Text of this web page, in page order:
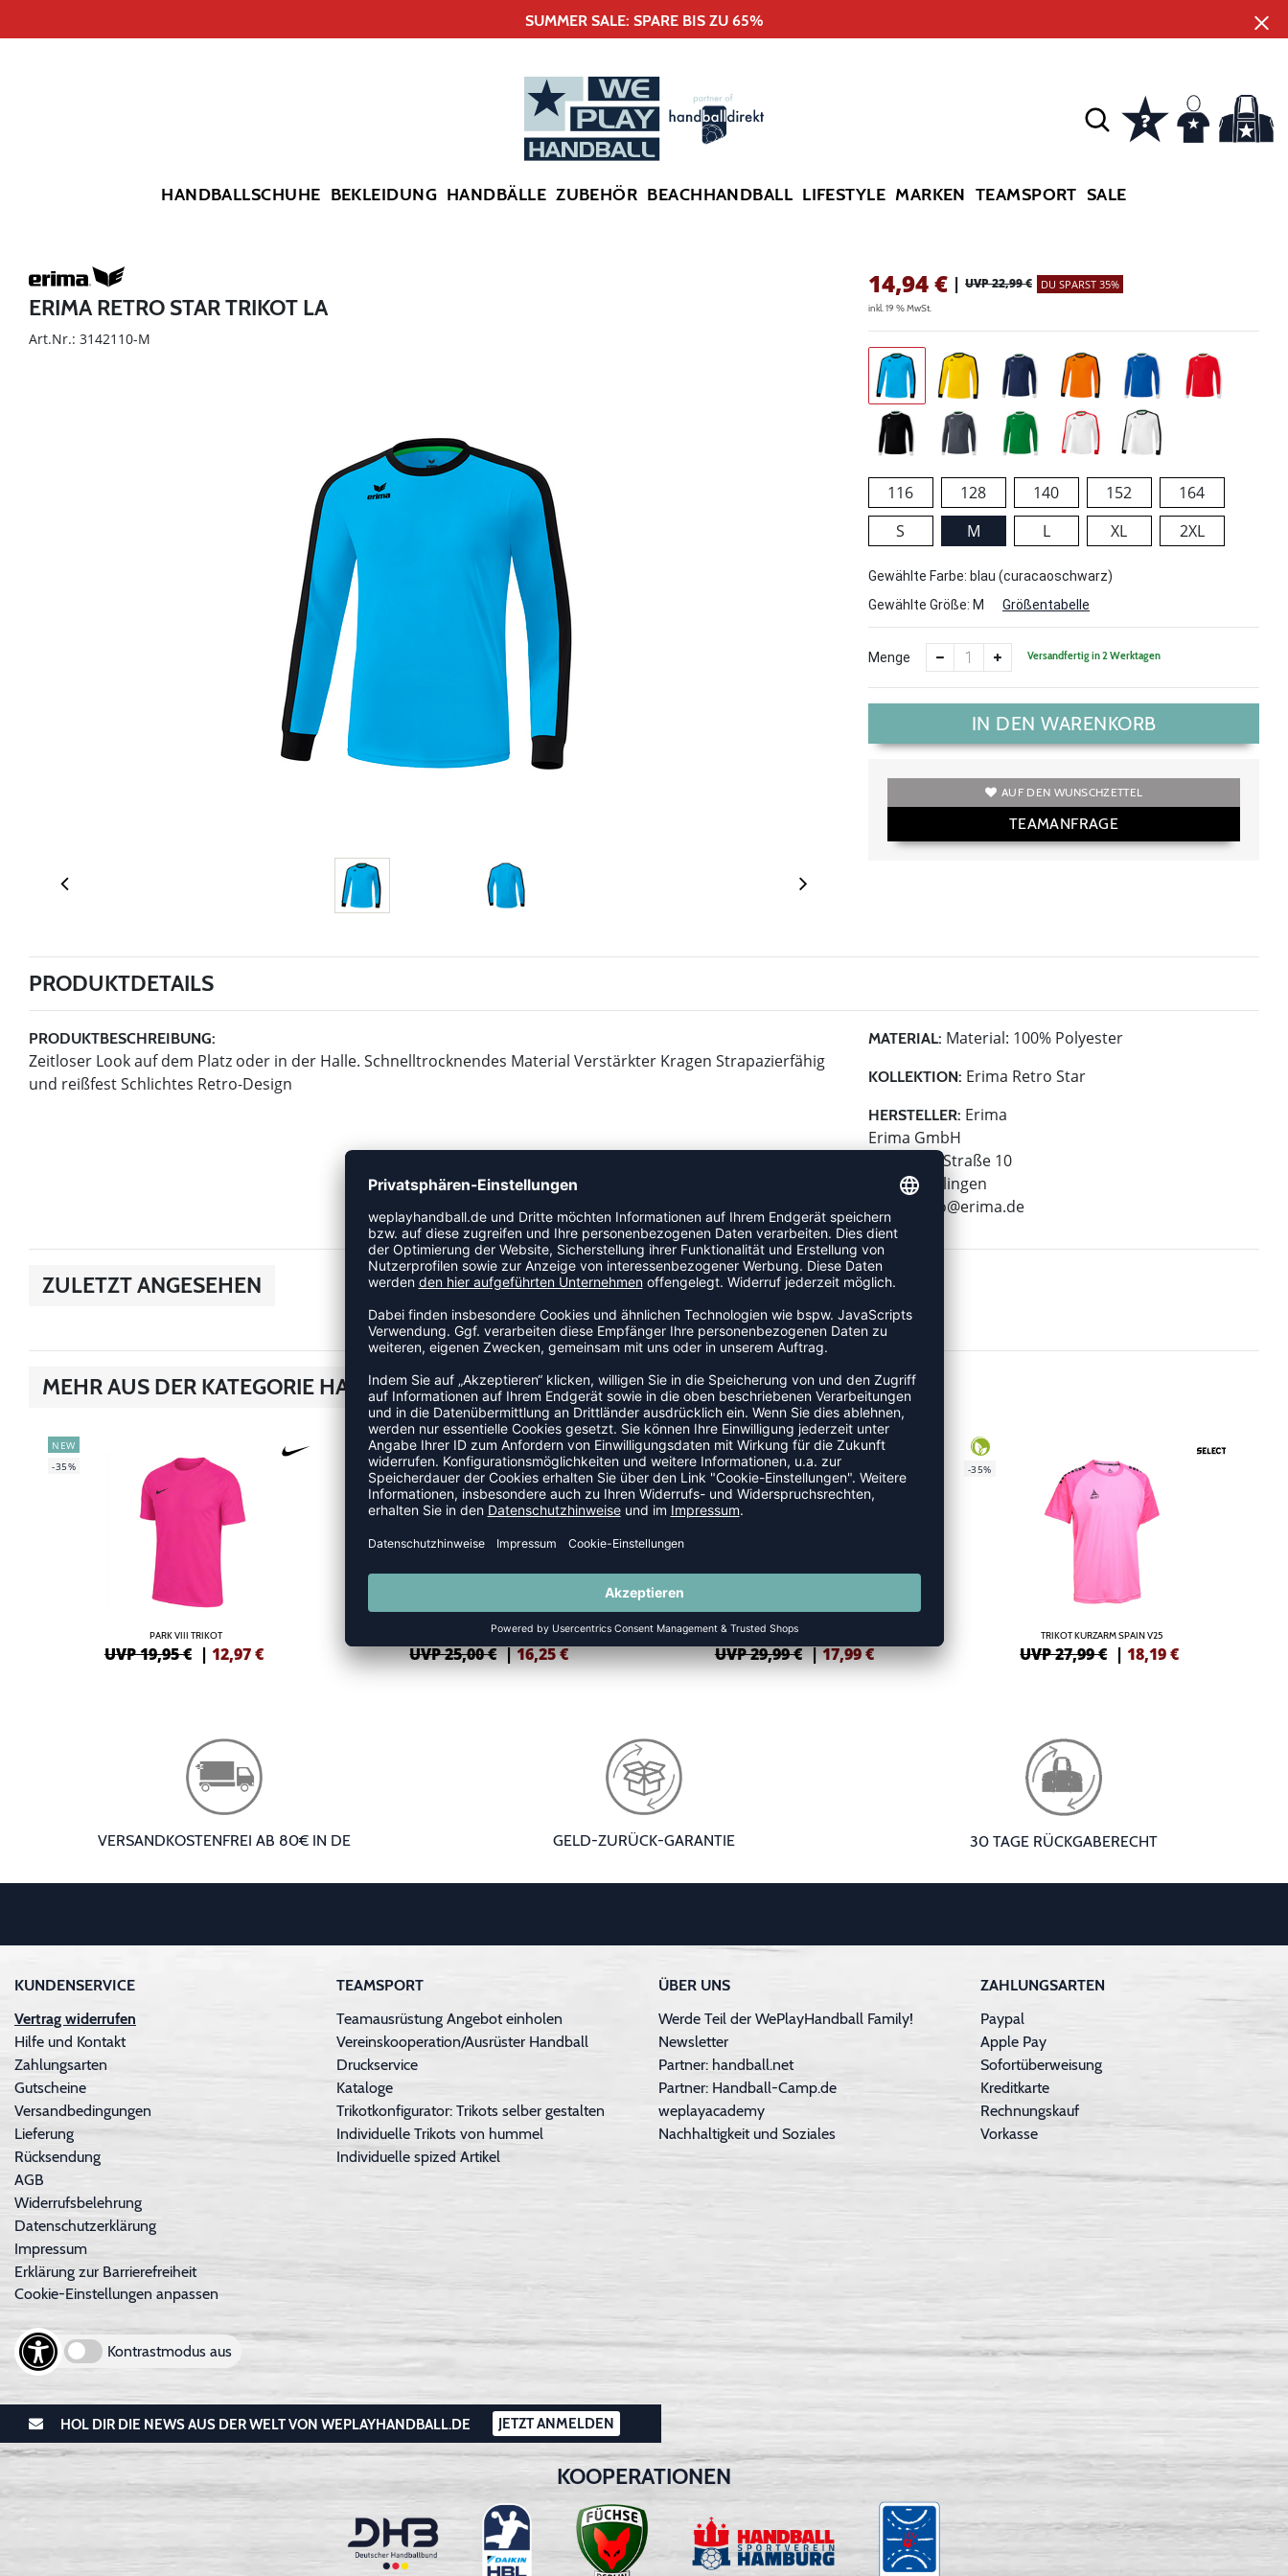
SUMMER SALE: SPARE BIS ZU 65%
HANDBALLSCHUHE BEKLEIDUNG HANDBÄLLE ZUBEHÖR BEACHHANDBALL LIFESTYLE MARKEN TEAMSPORT SALE
ERIMA RETRO STAR TRIKOT LA
Art.Nr.: 3142110-M
14,94€ | UVP 22,99 € DU SPARST 35%
inkl. 19 % MwSt.
116 128 140 152
164
S
M L XL 2XL
Gewählte Farbe: blau (curacaoschwarz)
Gewählte Größe: M Größentabelle
Menge Versandfertig in 2 Werktagen
IN DEN WARENKORB
AUF DEN WUNSCHZETTEL
TEAMANFRAGE
PRODUKTDETAILS
PRODUKTBESCHREIBUNG:
Zeitloser Look auf dem Platz oder in der Halle. Schnelltrocknendes Material Verstärkter Kragen Strapazierfähig
und reißfest Schlichtes Retro-Design
MATERIAL: Material: 100% Polyester
KOLLEKTION: Erima Retro Star
HERSTELLER: Erima
Erima GmbH
Carl-Zeiss-Straße 10
72793 Pfullingen
info@erima.de
ZULETZT ANGESEHEN
MEHR AUS DER KATEGORIE HANDBALLTRIKOTS
NEW
-35%
PARK VIII TRIKOT
UVP 19,95 € | 12,97€
NEW
-35%
ATHLETICS 29 SHIRT DAMEN
UVP 25,00 € |16,25€
SALE
-40%
WAVE 26 SHIRT
UVP 29,99 € |17,99€
-35%
TRIKOT KURZARM SPAIN V25
UVP 27,99 € |18,19€
VERSANDKOSTENFREI AB 80€ IN DE GELD-ZURÜCK-GARANTIE 30 TAGE RÜCKGABERECHT
KUNDENSERVICE
Vertrag widerrufen
Hilfe und Kontakt
Zahlungsarten
Gutscheine
Versandbedingungen
Lieferung
Rücksendung
AGB
Widerrufsbelehrung
Datenschutzerklärung
Impressum
Erklärung zur Barrierefreiheit
Cookie-Einstellungen anpassen
Kontrastmodus aus
TEAMSPORT
Teamausrüstung Angebot einholen
Vereinskooperation/Ausrüster Handball
Druckservice
Kataloge
Trikotkonfigurator: Trikots selber gestalten
Individuelle Trikots von hummel
Individuelle spized Artikel
ÜBER UNS
Werde Teil der WePlayHandball Family!
Newsletter
Partner: handball.net
Partner: Handball-Camp.de
weplayacademy
Nachhaltigkeit und Soziales
ZAHLUNGSARTEN
Paypal
Apple Pay
Sofortüberweisung
Kreditkarte
Rechnungskauf
Vorkasse
HOL DIR DIE NEWS AUS DER WELT VON WEPLAYHANDBALL.DE JETZT ANMELDEN
KOOPERATIONEN